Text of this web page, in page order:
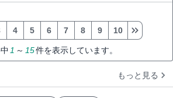
1 ～ 15件を表示しています。
4 5 6 7 8 9 10
もっと見る